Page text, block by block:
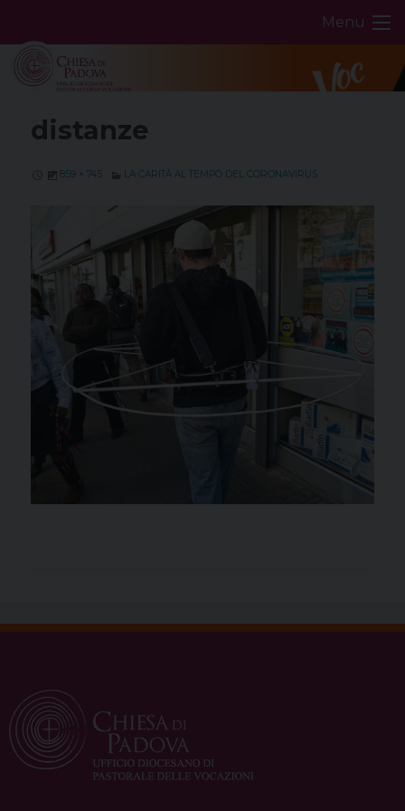
content
Menu
distanze
859 × 745 LA CARITÀ AL TEMPO DEL CORONAVIRUS